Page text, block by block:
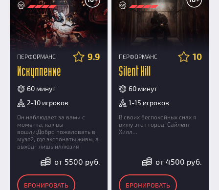
ПЕРФОРМАНС 9.9
Искупление
60 минут
2-10 игроков
Он наблюдает за вами с
момента, как вы
вошли:Добро пожаловать в
музей, где экспонаты живы, а
выход- лишь иллюзия
от 5500 руб.
БРОНИРОВАТЬ
ПЕРФОРМАНС 10
Silent Hill
60 минут
1-15 игроков
В своих беспокойных снах я
вижу этот город. Сайлент
Хилл…
от 4500 руб.
БРОНИРОВАТЬ